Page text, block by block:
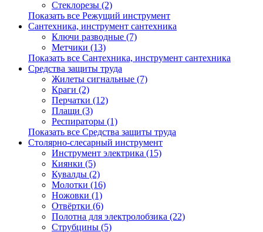
Стеклорезы (2)
Показать все Режущий инструмент
Сантехника, инструмент сантехника
Ключи разводные (7)
Метчики (13)
Показать все Сантехника, инструмент сантехника
Средства защиты труда
Жилеты сигнальные (7)
Краги (2)
Перчатки (12)
Плащи (3)
Респираторы (1)
Показать все Средства защиты труда
Столярно-слесарный инструмент
Инструмент электрика (15)
Киянки (5)
Кувалды (2)
Молотки (16)
Ножовки (1)
Отвёртки (6)
Полотна для электролобзика (22)
Струбцины (5)